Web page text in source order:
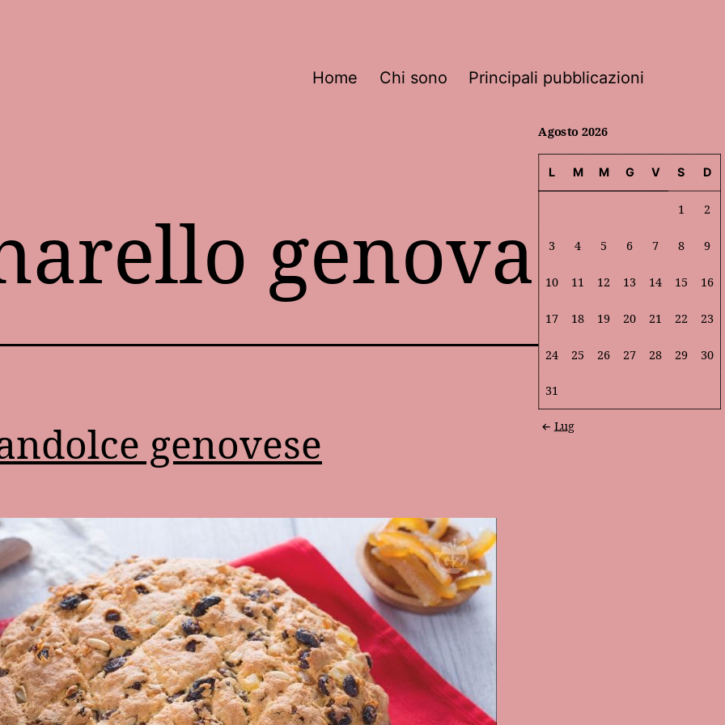
Home Chi sono Principali pubblicazioni
genova
genovese
Agosto 2026
L M M G V S D
1 2
3 4 5 6 7 8 9
10 11 12 13 14 15 16
17 18 19 20 21 22 23
24 25 26 27 28 29 30
31
Lug